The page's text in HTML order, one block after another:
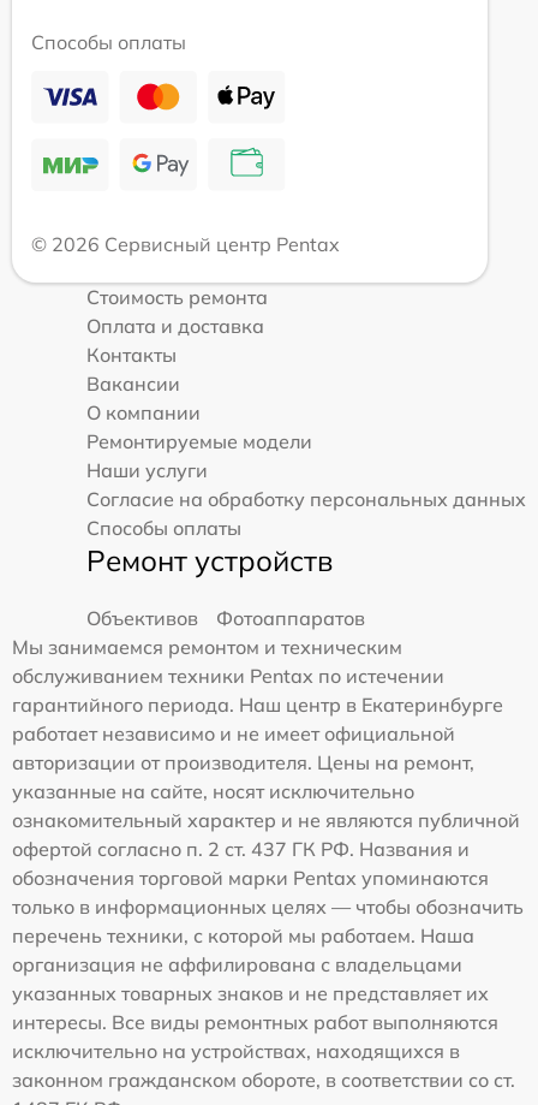
Способы оплаты
© 2026 Сервисный центр Pentax
Стоимость ремонта
Оплата и доставка
Контакты
Вакансии
О компании
Ремонтируемые модели
Наши услуги
Согласие на обработку персональных данных
Способы оплаты
Ремонт устройств
Объективов
Фотоаппаратов
Мы занимаемся ремонтом и техническим
обслуживанием техники Pentax по истечении
гарантийного периода. Наш центр в Екатеринбурге
работает независимо и не имеет официальной
авторизации от производителя. Цены на ремонт,
указанные на сайте, носят исключительно
ознакомительный характер и не являются публичной
офертой согласно п. 2 ст. 437 ГК РФ. Названия и
обозначения торговой марки Pentax упоминаются
только в информационных целях — чтобы обозначить
перечень техники, с которой мы работаем. Наша
организация не аффилирована с владельцами
указанных товарных знаков и не представляет их
интересы. Все виды ремонтных работ выполняются
исключительно на устройствах, находящихся в
законном гражданском обороте, в соответствии со ст.